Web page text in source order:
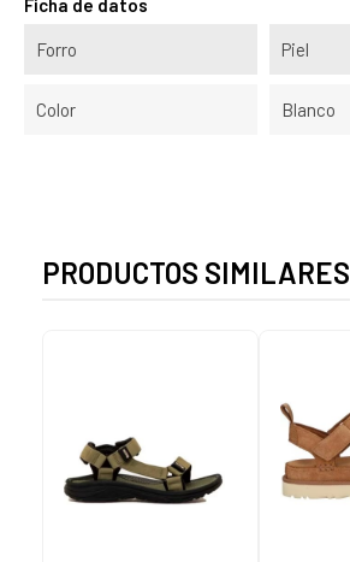
Ficha de datos
Forro Piel
Color Blanco
PRODUCTOS SIMILARES